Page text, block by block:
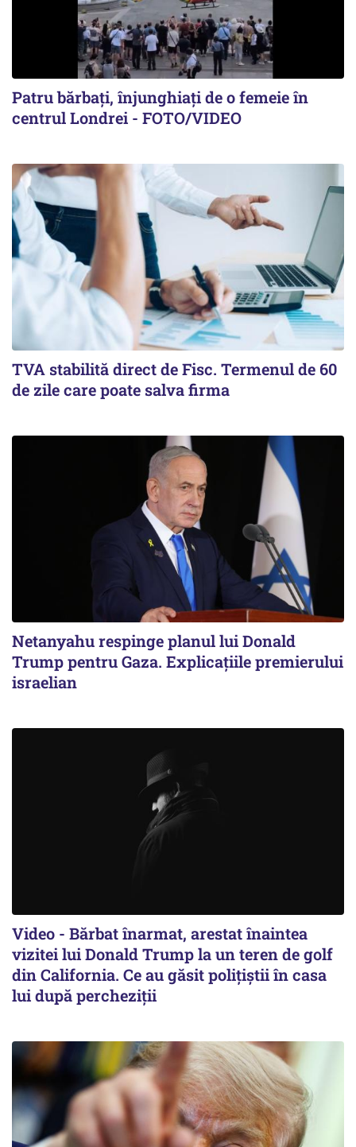
Patru bărbați, înjunghiați de o femeie în
centrul Londrei - FOTO/VIDEO
TVA stabilită direct de Fisc. Termenul de 60
de zile care poate salva firma
Netanyahu respinge planul lui Donald
Trump pentru Gaza. Explicațiile premierului
israelian
Video - Bărbat înarmat, arestat înaintea
vizitei lui Donald Trump la un teren de golf
din California. Ce au găsit polițiștii în casa
lui după percheziții